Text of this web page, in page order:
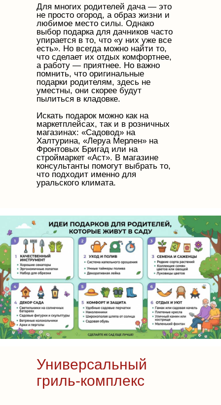
Для многих родителей дача — это
не просто огород, а образ жизни и
любимое место силы. Однако
выбор подарка для дачников часто
упирается в то, что «у них уже все
есть». Но всегда можно найти то,
что сделает их отдых комфортнее,
а работу — приятнее. Но важно
помнить, что оригинальные
подарки родителям, здесь не
уместны, они скорее будут
пылиться в кладовке.
Искать подарок можно как на
маркетплейсах, так и в розничных
магазинах: «Садовод» на
Халтурина, «Леруа Мерлен» на
Фронтовых Бригад или на
строймаркет «Аст». В магазине
консультанты помогут выбрать то,
что подходит именно для
уральского климата.
Универсальный
гриль-комплекс